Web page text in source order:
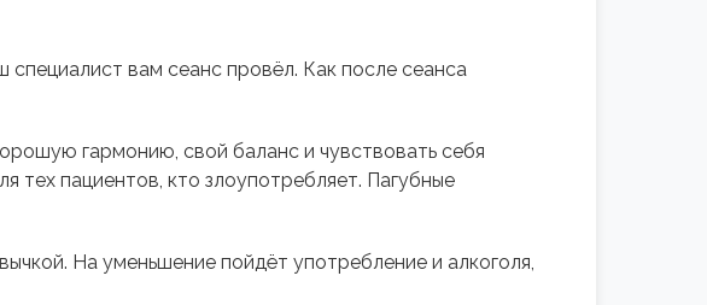
вам сеанс провёл. Как после сеанса
гармонию, свой баланс и чувствовать себя
тех пациентов, кто злоупотребляет. Пагубные
На уменьшение пойдёт употребление и алкоголя,